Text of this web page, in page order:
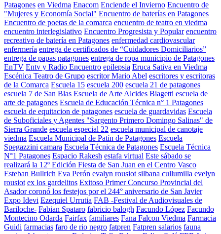
Patagones en Viedma Enacom Enciende el Invierno Encuentro de
"Mujeres y Economía Social" Encuentro de baterías en Patagones
Encuentro de poetas de la comarca encuentro de teatro en viedma
encuentro interlegislativo Encuentro Progresista y Popular encuentro
recreativo de batería en Patagones enfermedad cardiovascular
enfermería entrega de certificados de “Cuidadores Domiciliarios”
entrega de papas patagones entrega de ropa municipio de Patagones
EnTV Entv y Radio Encuentro epilepsia Eruca Sativa en Viedma
Escénica Teatro de Grupo escritor Mario Abel escritores y escritoras
de la Comarca Escuela 15 escuela 200 escuela 21 de patagones
escuela 7 de San Blas Escuela de Arte Alcides Biagetti escuela de
arte de patagones Escuela de Educación Técnica n° 1 Patagones
escuela de equitacion de patagones escuela de guardavidas Escuela
de Suboficiales y Agentes "Sargento Primero Domingo Salinas" de
Sierra Grande escuela especial 22 escuela municipal de canotaje
viedma Escuela Municipal de Patín de Patagones Escuela
Spegazzini camara Escuela Técnica de Patagones Escuela Técnica
N°1 Patagones Espacio Rakesh estafa virtual Este sábado se
realizará la 12º Edición Fiesta de San Juan en el Centro Vasco
Esteban Bullrich Eva Perón evalyn rousiot silbana cullumilla evelyn
rousiot ex los gardelitos Exitoso Primer Concurso Provincial del
Asador coronó los festejos por el 244° aniversario de San Javier
Expo Idevi Ezequiel Urrutia FAB -Festival de Audiovisuales de
Bariloche- Fabian Spataro fabricio balogh Facundo López Facundo
Montecino Odarda Fairfax familiares Fana Falcon Viedma Farmacia
Guidi farmacias faro de rio negro fatpren Fatpren salarios fauna